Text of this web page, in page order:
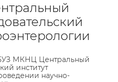
МКНЦ Центральный
институт
научно-